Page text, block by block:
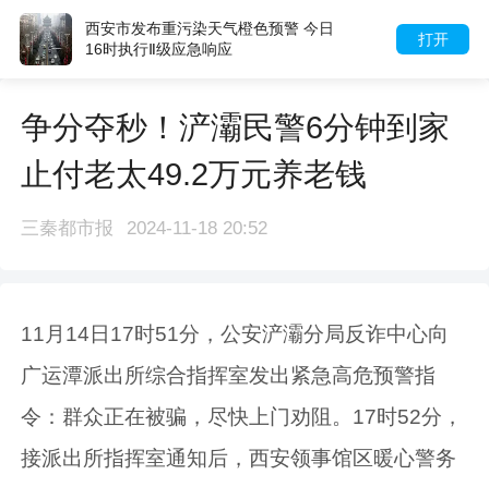
打开
西安市发布重污染天气橙色预警 今日
16时执行Ⅱ级应急响应
争分夺秒！浐灞民警6分钟到家
止付老太49.2万元养老钱
三秦都市报 2024-11-18 20:52
11月14日17时51分，公安浐灞分局反诈中心向
广运潭派出所综合指挥室发出紧急高危预警指
令：群众正在被骗，尽快上门劝阻。17时52分，
接派出所指挥室通知后，西安领事馆区暖心警务